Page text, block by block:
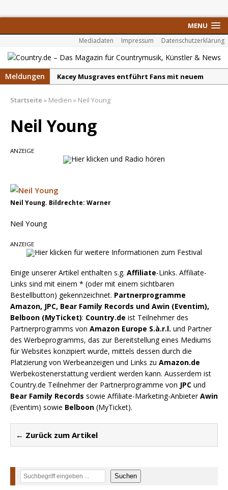
MENU
Mediadaten Impressum Datenschutzerklärung
Meldungen
Kacey Musgraves entführt Fans mit neuem
Carter Faith mit brandneuem Musikvideo zu
Son Volt – „Sound Signal Serenades“ erscheint
Country Music Hot News – 2. August 2026: Dolly
Chris Johnson & The Hollywood Hillbillies
kündigen neues Album mit „Better Days
Startseite » Medien » Neil Young
Neil Young
ANZEIGE
Neil Young. Bildrechte: Warner
Neil Young
ANZEIGE
Einige unserer Artikel enthalten s.g. Affiliate-Links. Affiliate-
Links sind mit einem * (oder mit einem sichtbaren
Bestellbutton) gekennzeichnet. Partnerprogramme
Amazon, JPC, Bear Family Records und Awin (Eventim),
Belboon (MyTicket): Country.de ist Teilnehmer des
Partnerprogramms von Amazon Europe S.à.r.l. und Partner
des Werbeprogramms, das zur Bereitstellung eines Mediums
für Websites konzipiert wurde, mittels dessen durch die
Platzierung von Werbeanzeigen und Links zu Amazon.de
Werbekostenerstattung verdient werden kann. Ausserdem ist
Country.de Teilnehmer der Partnerprogramme von JPC und
Bear Family Records sowie Affiliate-Marketing-AnbieterAwin
(Eventim) sowie Belboon (MyTicket).
← Zurück zum Artikel
Suchen Suchen